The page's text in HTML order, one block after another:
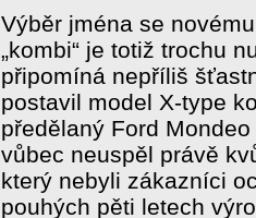
Výběr jména se
„kombi“ je totiž trochu
připomíná nepříliš
postavil model X-type
předělaný Ford
vůbec neuspěl právě
který nebyli zákazníci
pouhých pěti letech